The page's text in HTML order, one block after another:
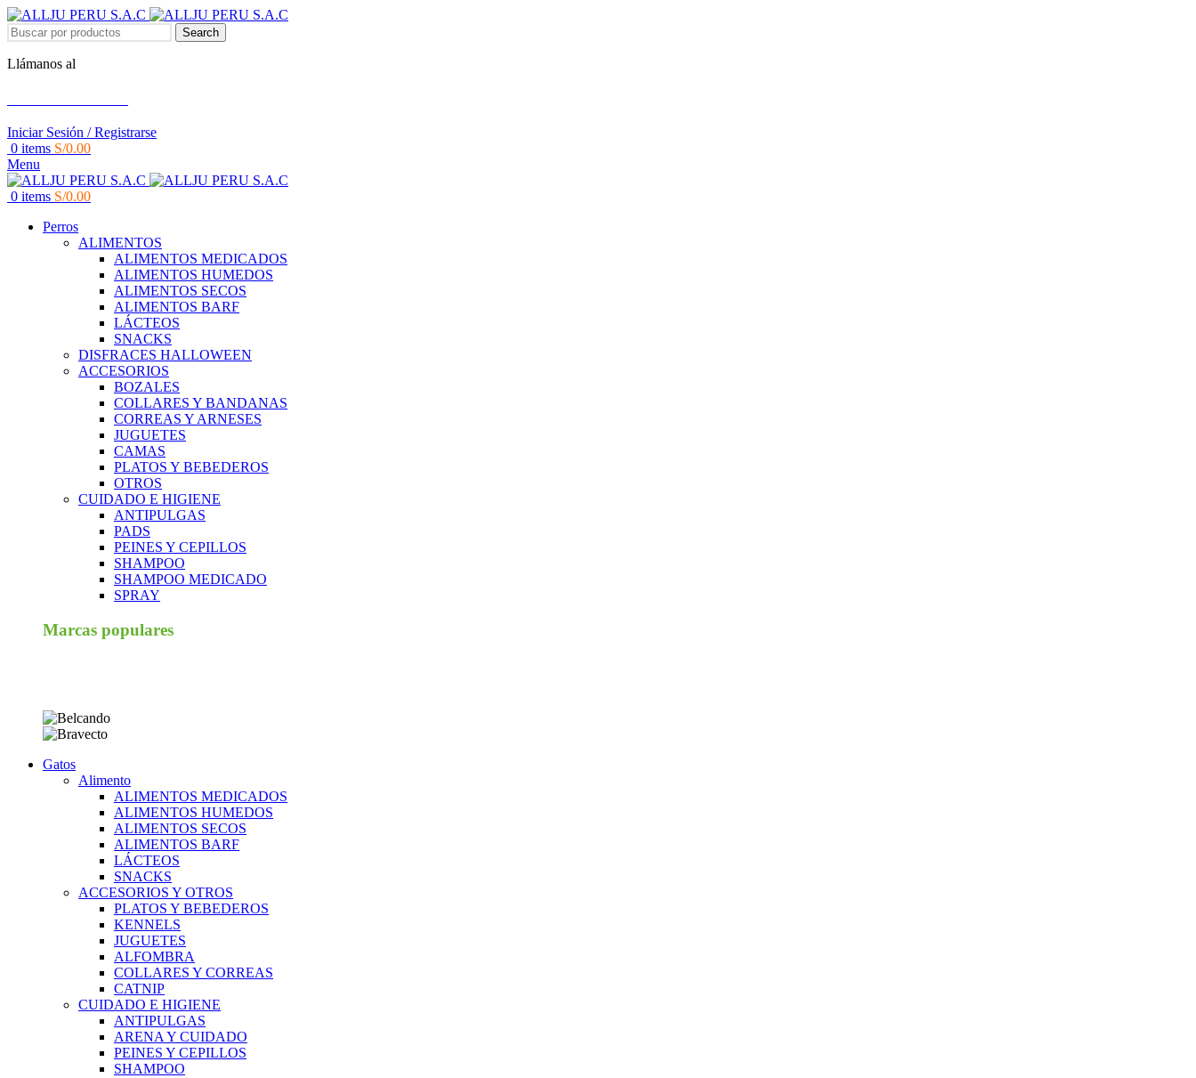
Search
Llámanos al
Iniciar Sesión / Registrarse
0 items S/0.00
Menu
0 items S/0.00
Perros
ALIMENTOS
ALIMENTOS MEDICADOS
ALIMENTOS HUMEDOS
ALIMENTOS SECOS
ALIMENTOS BARF
LÁCTEOS
SNACKS
DISFRACES HALLOWEEN
ACCESORIOS
BOZALES
COLLARES Y BANDANAS
CORREAS Y ARNESES
JUGUETES
CAMAS
PLATOS Y BEBEDEROS
OTROS
CUIDADO E HIGIENE
ANTIPULGAS
PADS
PEINES Y CEPILLOS
SHAMPOO
SHAMPOO MEDICADO
SPRAY
Marcas populares
Gatos
Alimento
ALIMENTOS MEDICADOS
ALIMENTOS HUMEDOS
ALIMENTOS SECOS
ALIMENTOS BARF
LÁCTEOS
SNACKS
ACCESORIOS Y OTROS
PLATOS Y BEBEDEROS
KENNELS
JUGUETES
ALFOMBRA
COLLARES Y CORREAS
CATNIP
CUIDADO E HIGIENE
ANTIPULGAS
ARENA Y CUIDADO
PEINES Y CEPILLOS
SHAMPOO